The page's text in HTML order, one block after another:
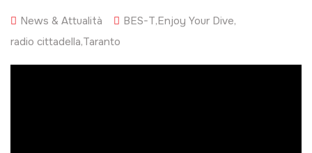
News & Attualità BES-T,Enjoy Your Dive,
radio cittadella,Taranto